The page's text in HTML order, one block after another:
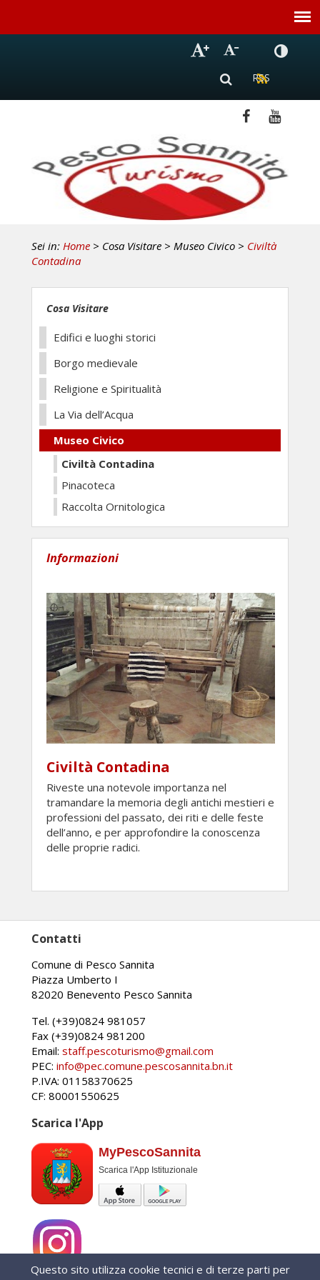
Sei in: Home > Cosa Visitare > Museo Civico > Civiltà
Contadina
Cosa Visitare
Edifici e luoghi storici
Borgo medievale
Religione e Spiritualità
La Via dell’Acqua
Museo Civico
Civiltà Contadina
Pinacoteca
Raccolta Ornitologica
Informazioni
Civiltà Contadina
Riveste una notevole importanza nel
tramandare la memoria degli antichi mestieri e
professioni del passato, dei riti e delle feste
dell’anno, e per approfondire la conoscenza
delle proprie radici.
Contatti
Comune di Pesco Sannita
Piazza Umberto I
82020 Benevento Pesco Sannita
Tel. (+39)0824 981057
Fax (+39)0824 981200
Email: staff.pescoturismo@gmail.com
PEC: info@pec.comune.pescosannita.bn.it
P.IVA: 01158370625
CF: 80001550625
Scarica l'App
MyPescoSannita
Scarica l'App Istituzionale
Questo sito utilizza cookie tecnici e di terze parti per